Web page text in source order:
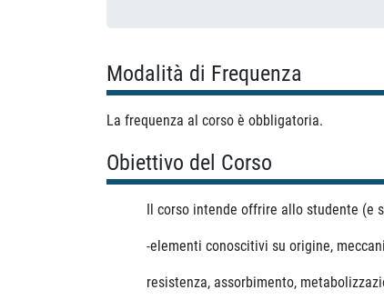
Modalità di Frequenza
La frequenza al corso è obbligatoria.
Obiettivo del Corso
Il corso intende offrire allo studente (e
-elementi conoscitivi su origine,
resistenza, assorbimento,